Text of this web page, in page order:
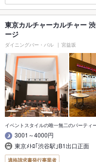
東京カルチャーカルチャー
ージ
ダイニングバー・バル 宮益坂
イベントスタイルの唯一無二のパーティ
3001～4000円
東京ﾒﾄﾛ｢渋谷駅｣B1出口正面
適格請求書発行事業者